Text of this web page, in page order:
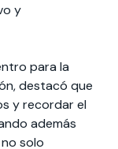
y
para la
destacó que
y recordar el
además
solo